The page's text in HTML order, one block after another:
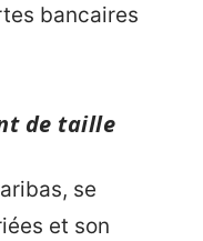
bancaires
de taille
se
et son